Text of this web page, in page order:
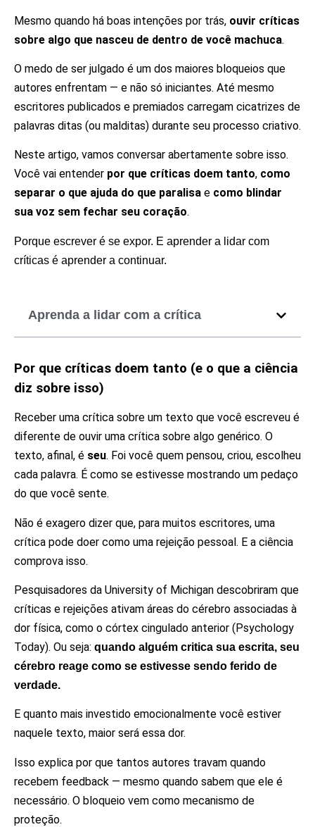
Mesmo quando há boas intenções por trás, ouvir críticas
sobre algo que nasceu de dentro de você machuca.
O medo de ser julgado é um dos maiores bloqueios que
autores enfrentam — e não só iniciantes. Até mesmo
escritores publicados e premiados carregam cicatrizes de
palavras ditas (ou malditas) durante seu processo criativo.
Neste artigo, vamos conversar abertamente sobre isso.
Você vai entender por que críticas doem tanto, como
separar o que ajuda do que paralisa e como blindar
sua voz sem fechar seu coração.
Porque escrever é se expor. E aprender a lidar com
críticas é aprender a continuar.
Aprenda a lidar com a crítica
Por que críticas doem tanto (e o que a ciência
diz sobre isso)
Receber uma crítica sobre um texto que você escreveu é
diferente de ouvir uma crítica sobre algo genérico. O
texto, afinal, é seu. Foi você quem pensou, criou, escolheu
cada palavra. É como se estivesse mostrando um pedaço
do que você sente.
Não é exagero dizer que, para muitos escritores, uma
crítica pode doer como uma rejeição pessoal. E a ciência
comprova isso.
Pesquisadores da University of Michigan descobriram que
críticas e rejeições ativam áreas do cérebro associadas à
dor física, como o córtex cingulado anterior (Psychology
Today). Ou seja: quando alguém critica sua escrita, seu
cérebro reage como se estivesse sendo ferido de
verdade.
E quanto mais investido emocionalmente você estiver
naquele texto, maior será essa dor.
Isso explica por que tantos autores travam quando
recebem feedback — mesmo quando sabem que ele é
necessário. O bloqueio vem como mecanismo de
proteção.